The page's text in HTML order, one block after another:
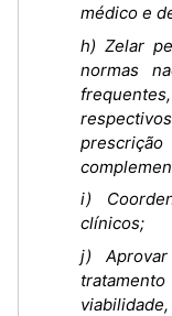
médico e
h) Zelar
normas
i)
clínicos;
j)